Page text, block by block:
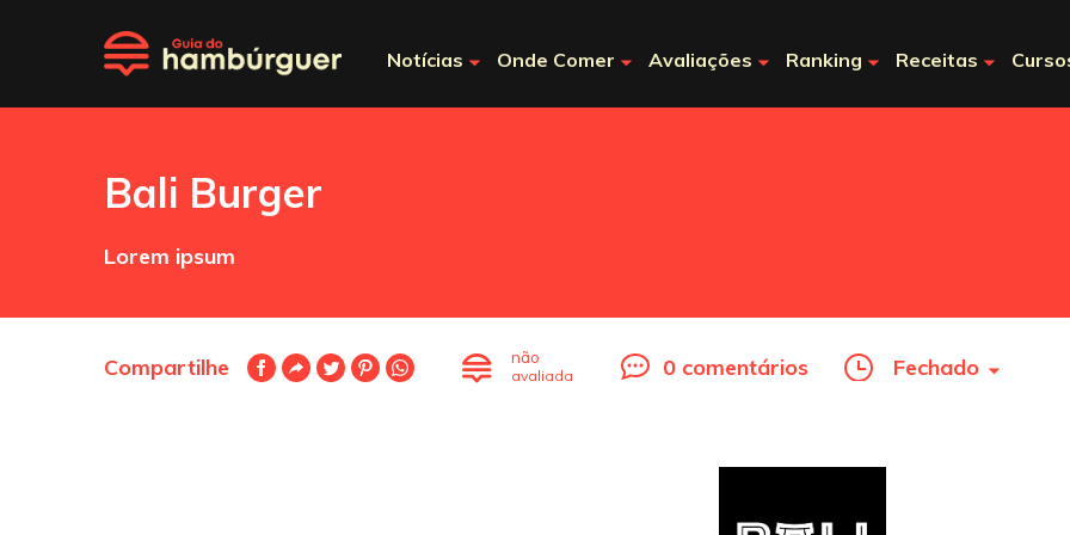
Notícias Onde Comer Avaliações Ranking Receitas
Bali Burger
Lorem ipsum
Compartilhe não
avaliada 0 comentários Fechado